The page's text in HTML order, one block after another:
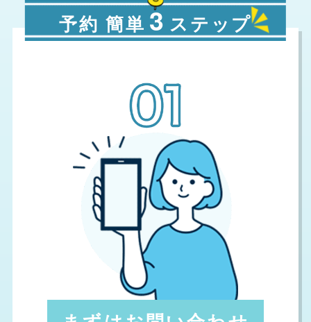
予約 簡単 3 ステップ